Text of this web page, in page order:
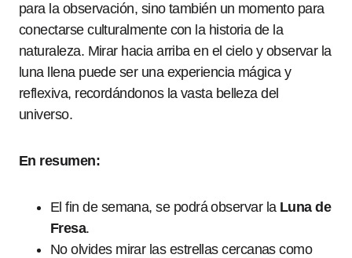
para la observación, sino también un momento para
conectarse culturalmente con la historia de la
naturaleza. Mirar hacia arriba en el cielo y observar la
luna llena puede ser una experiencia mágica y
reflexiva, recordándonos la vasta belleza del
universo.
En resumen:
El fin de semana, se podrá observar la Luna de
Fresa.
No olvides mirar las estrellas cercanas como